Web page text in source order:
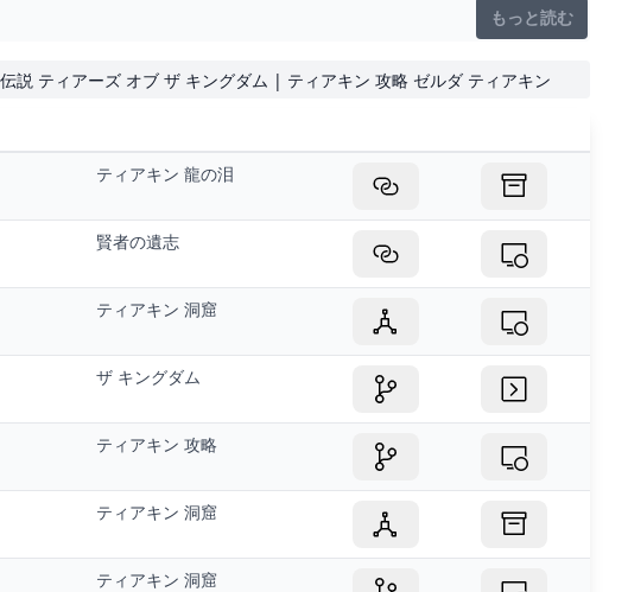
もっと読む
説 ティアーズ オブ ザ キングダム | ティアキン 攻略 ゼルダ ティアキン
ティアキン 龍の泪
賢者の遺志
ティアキン 洞窟
ザ キングダム
ティアキン 攻略
ティアキン 洞窟
ティアキン 洞窟